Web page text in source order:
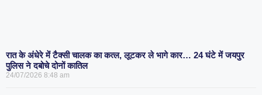
रात के अंधेरे में टैक्सी चालक का कत्ल, लूटकर ले भागे कार… 24 घंटे में जयपुर
पुलिस ने दबोचे दोनों कातिल
24/07/2026 8:48 am